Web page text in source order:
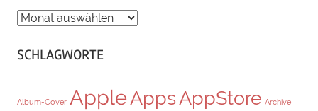
ARCHIV
SCHLAGWORTE
Album-Cover AppleAppsAppStore Archive